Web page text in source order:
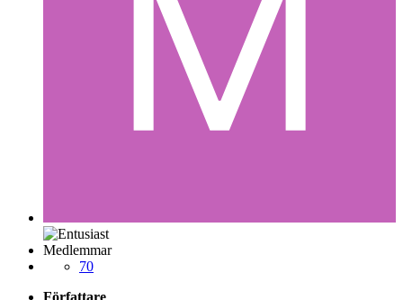
Medlemmar
70